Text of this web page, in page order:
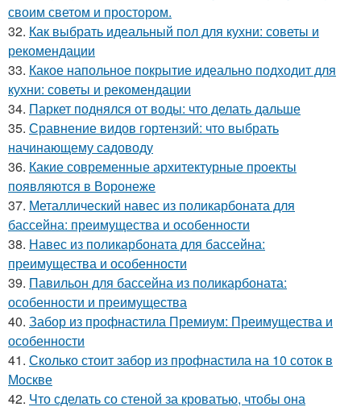
своим светом и простором.
32. Как выбрать идеальный пол для кухни: советы и
рекомендации
33. Какое напольное покрытие идеально подходит для
кухни: советы и рекомендации
34. Паркет поднялся от воды: что делать дальше
35. Сравнение видов гортензий: что выбрать
начинающему садоводу
36. Какие современные архитектурные проекты
появляются в Воронеже
37. Металлический навес из поликарбоната для
бассейна: преимущества и особенности
38. Навес из поликарбоната для бассейна:
преимущества и особенности
39. Павильон для бассейна из поликарбоната:
особенности и преимущества
40. Забор из профнастила Премиум: Преимущества и
особенности
41. Сколько стоит забор из профнастила на 10 соток в
Москве
42. Что сделать со стеной за кроватью, чтобы она